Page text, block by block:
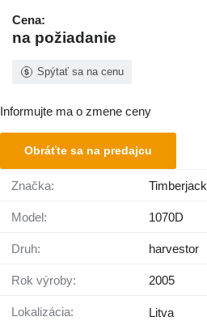
Cena:
na požiadanie
Spýtať sa na cenu
Informujte ma o zmene ceny
Obráťte sa na predajcu
Značka: Timberjack
Model: 1070D
Druh: harvestor
Rok výroby: 2005
Lokalizácia:
Litva